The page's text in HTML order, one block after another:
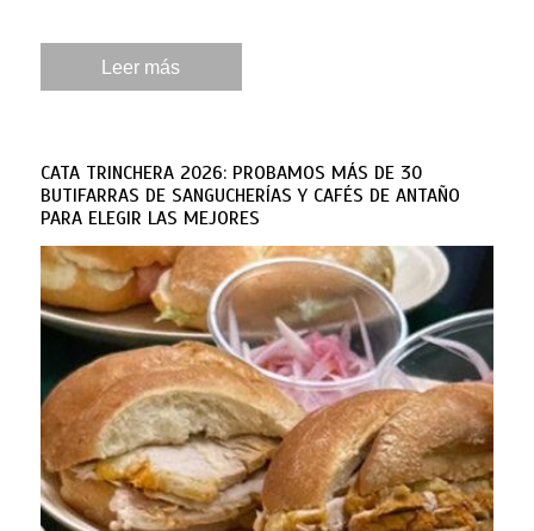
Leer más
CATA TRINCHERA 2026: PROBAMOS MÁS DE 30
BUTIFARRAS DE SANGUCHERÍAS Y CAFÉS DE ANTAÑO
PARA ELEGIR LAS MEJORES